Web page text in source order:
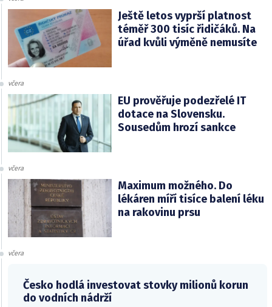
Ještě letos vyprší platnost
téměř 300 tisíc řidičáků. Na
úřad kvůli výměně nemusíte
včera
EU prověřuje podezřelé IT
dotace na Slovensku.
Sousedům hrozí sankce
včera
Maximum možného. Do
lékáren míří tisíce balení léku
na rakovinu prsu
včera
Česko hodlá investovat stovky milionů korun
do vodních nádrží